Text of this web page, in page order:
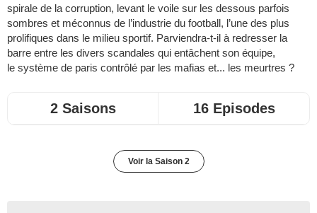
spirale de la corruption, levant le voile sur les dessous parfois
sombres et méconnus de l’industrie du football, l’une des plus
prolifiques dans le milieu sportif. Parviendra-t-il à redresser la
barre entre les divers scandales qui entâchent son équipe,
le système de paris contrôlé par les mafias et... les meurtres ?
2 Saisons 16 Episodes
Voir la Saison 2